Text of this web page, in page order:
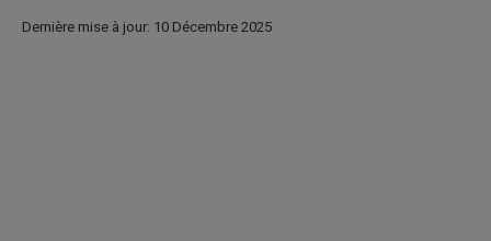
Dernière mise à jour: 10 Décembre 2025